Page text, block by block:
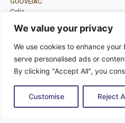
We value your privacy
We use cookies to enhance
serve personalised ads or
By clicking "Accept All", you
Customise Reject
Celia
plasticienne
Bordeaux
Réalisation
Mélanie